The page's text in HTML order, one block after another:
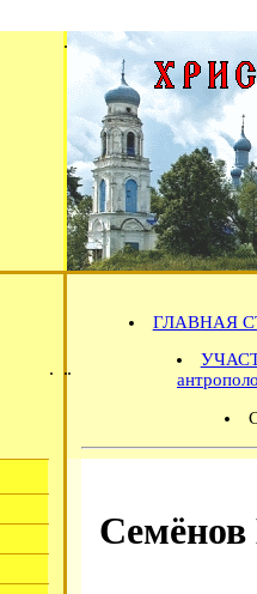
ГЛАВНАЯ
Семёнов